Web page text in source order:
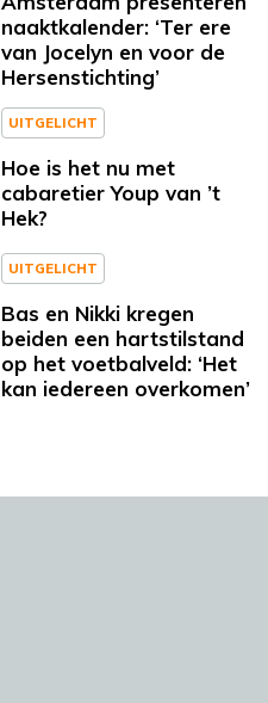
naaktkalender: ‘Ter ere
van Jocelyn en voor de
Hersenstichting’
UITGELICHT
Hoe is het nu met
cabaretier Youp van ’t
Hek?
UITGELICHT
Bas en Nikki kregen
beiden een hartstilstand
op het voetbalveld: ‘Het
kan iedereen overkomen’